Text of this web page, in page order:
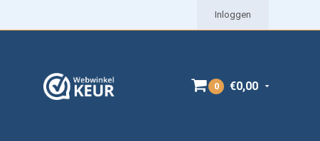
Inloggen
0 €0,00